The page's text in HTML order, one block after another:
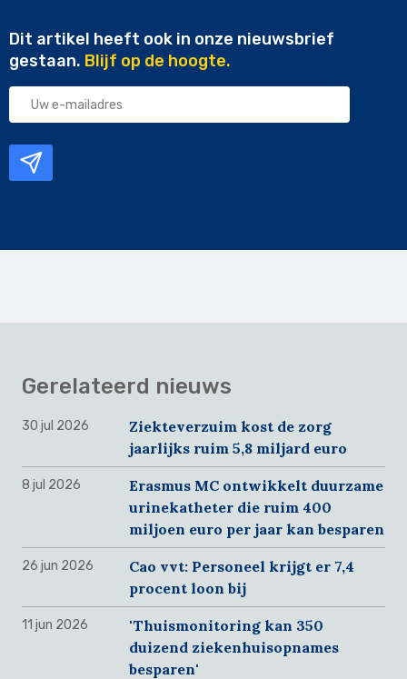
Dit artikel heeft ook in onze nieuwsbrief
gestaan. Blijf op de hoogte.
Uw
Gerelateerd nieuws
30 jul 2026
Ziekteverzuim kost de zorg
jaarlijks ruim 5,8 miljard euro
8 jul 2026
Erasmus MC ontwikkelt duurzame
urinekatheter die ruim 400
miljoen euro per jaar kan besparen
26 jun 2026
Cao vvt: Personeel krijgt er 7,4
procent loon bij
11 jun 2026
'Thuismonitoring kan 350
duizend ziekenhuisopnames
besparen'